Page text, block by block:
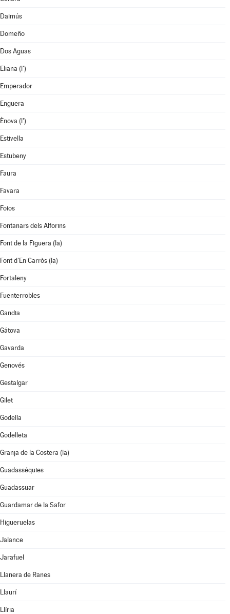
Daimús
Domeño
Dos Aguas
Eliana (l')
Emperador
Enguera
Ènova (l')
Estivella
Estubeny
Faura
Favara
Foios
Fontanars dels Alforins
Font de la Figuera (la)
Font d'En Carròs (la)
Fortaleny
Fuenterrobles
Gandia
Gátova
Gavarda
Genovés
Gestalgar
Gilet
Godella
Godelleta
Granja de la Costera (la)
Guadasséquies
Guadassuar
Guardamar de la Safor
Higueruelas
Jalance
Jarafuel
Llanera de Ranes
Llaurí
Llíria